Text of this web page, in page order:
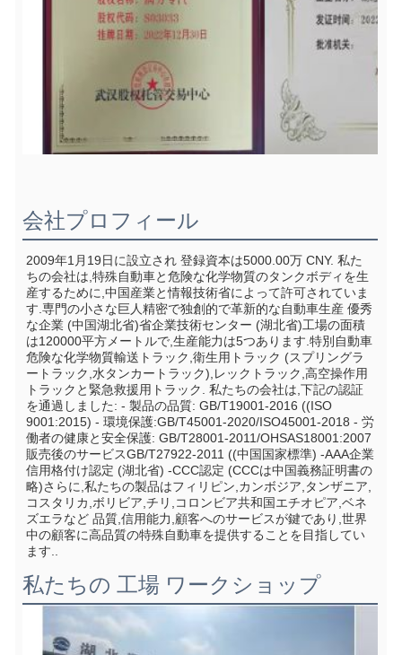
会社プロフィール
2009年1月19日に設立され 登録資本は5000.00万 CNY. 私た
ちの会社は,特殊自動車と危険な化学物質のタンクボディを生
産するために,中国産業と情報技術省によって許可されていま
す.専門の小さな巨人精密で独創的で革新的な自動車生産 優秀
な企業 (中国湖北省)省企業技術センター (湖北省)工場の面積
は120000平方メートルで,生産能力は5つあります.特別自動車
危険な化学物質輸送トラック,衛生用トラック (スプリングラ
ートラック,水タンカートラック),レックトラック,高空操作用
トラックと緊急救援用トラック. 私たちの会社は,下記の認証
を通過しました: - 製品の品質: GB/T19001-2016 ((ISO
9001:2015) - 環境保護:GB/T45001-2020/ISO45001-2018 - 労
働者の健康と安全保護: GB/T28001-2011/OHSAS18001:2007
販売後のサービスGB/T27922-2011 ((中国国家標準) -AAA企業
信用格付け認定 (湖北省) -CCC認定 (CCCは中国義務証明書の
略)さらに,私たちの製品はフィリピン,カンボジア,タンザニア,
コスタリカ,ボリビア,チリ,コロンビア共和国エチオピア,ベネ
ズエラなど 品質,信用能力,顧客へのサービスが鍵であり,世界
中の顧客に高品質の特殊自動車を提供することを目指してい
ます..
私たちの 工場 ワークショップ